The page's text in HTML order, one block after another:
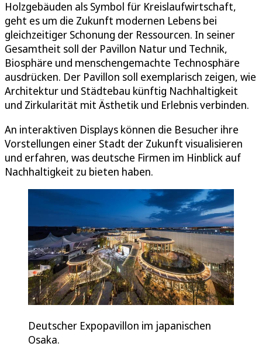
Holzgebäuden als Symbol für Kreislaufwirtschaft,
geht es um die Zukunft modernen Lebens bei
gleichzeitiger Schonung der Ressourcen. In seiner
Gesamtheit soll der Pavillon Natur und Technik,
Biosphäre und menschengemachte Technosphäre
ausdrücken. Der Pavillon soll exemplarisch zeigen, wie
Architektur und Städtebau künftig Nachhaltigkeit
und Zirkularität mit Ästhetik und Erlebnis verbinden.
An interaktiven Displays können die Besucher ihre
Vorstellungen einer Stadt der Zukunft visualisieren
und erfahren, was deutsche Firmen im Hinblick auf
Nachhaltigkeit zu bieten haben.
Deutscher Expopavillon im japanischen
Osaka.